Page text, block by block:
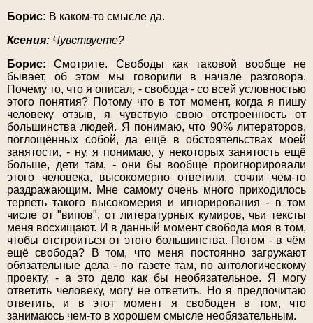
Борис: В каком-то смысле да.
Ксения: Чувствуете?
Борис:Смотрите. Свободы как таковой вообще не
бывает, об этом мы говорили в начале разговора.
Почему то, что я описал, - свобода - со всей условностью
этого понятия? Потому что в тот момент, когда я пишу
человеку отзыв, я чувствую свою отстроенность от
большинства людей. Я понимаю, что 90% литераторов,
поглощённых собой, да ещё в обстоятельствах моей
занятости, - ну, я понимаю, у некоторых занятость ещё
больше, дети там, - они бы вообще проигнорировали
этого человека, высокомерно ответили, сочли чем-то
раздражающим. Мне самому очень много приходилось
терпеть такого высокомерия и игнорирования - в том
числе от "випов", от литературных кумиров, чьи тексты
меня восхищают. И в данный момент свобода моя в том,
чтобы отстроиться от этого большинства. Потом - в чём
ещё свобода? В том, что меня постоянно загружают
обязательные дела - по газете там, по антологическому
проекту, - а это дело как бы необязательное. Я могу
ответить человеку, могу не ответить. Но я предпочитаю
ответить, и в этот момент я свободен в том, что
занимаюсь чем-то в хорошем смысле необязательным.